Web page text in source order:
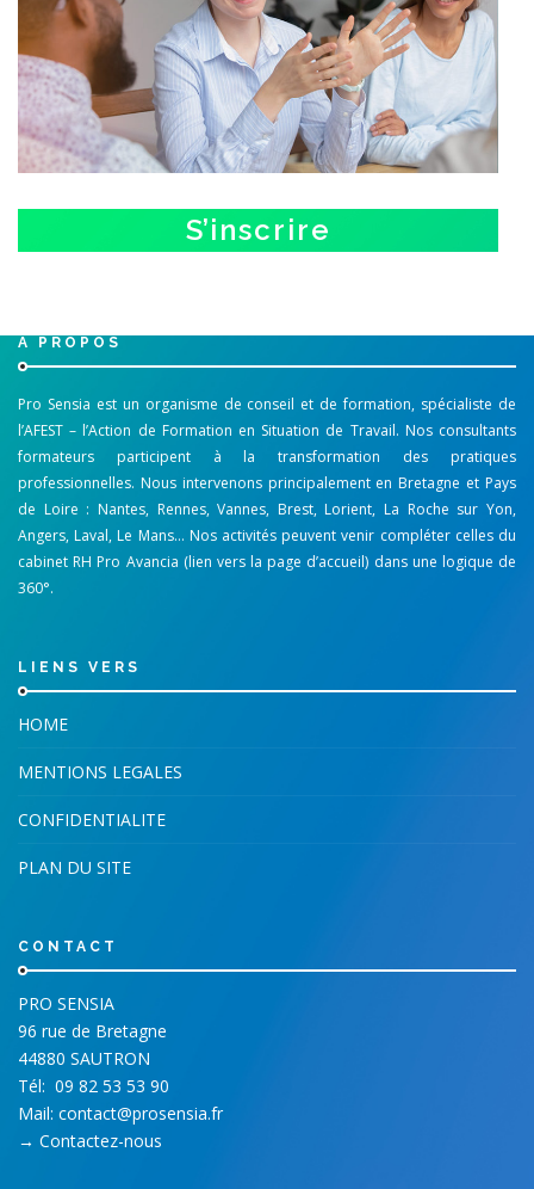
S’inscrire
A PROPOS
Pro Sensia est un organisme de conseil et de formation, spécialiste de
l’AFEST – l’Action de Formation en Situation de Travail. Nos consultants
formateurs participent à la transformation des pratiques
professionnelles. Nous intervenons principalement en Bretagne et Pays
de Loire : Nantes, Rennes, Vannes, Brest, Lorient, La Roche sur Yon,
Angers, Laval, Le Mans… Nos activités peuvent venir compléter celles du
cabinet RH Pro Avancia (lien vers la page d’accueil) dans une logique de
360°.
LIENS VERS
HOME
MENTIONS LEGALES
CONFIDENTIALITE
PLAN DU SITE
CONTACT
PRO SENSIA
96 rue de Bretagne
44880 SAUTRON
Tél: 09 82 53 53 90
Mail: contact@prosensia.fr
→ Contactez-nous